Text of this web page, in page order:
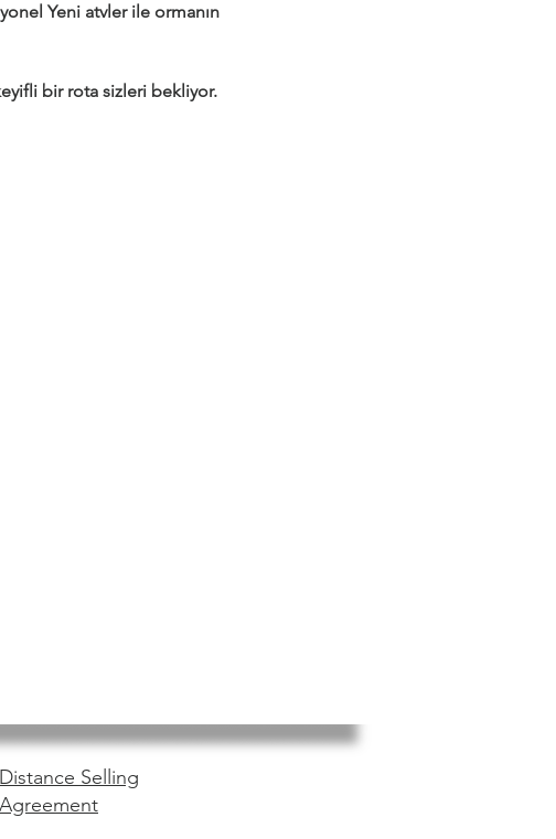
Yeni atvler ile ormanın
bir rota sizleri bekliyor.
Distance Selling
Agreement